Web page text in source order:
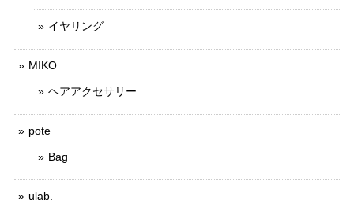
イヤリング
MIKO
ヘアアクセサリー
pote
Bag
ulab.